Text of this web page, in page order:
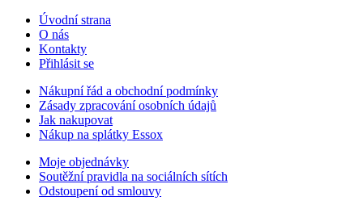
Úvodní strana
O nás
Kontakty
Přihlásit se
Nákupní řád a obchodní podmínky
Zásady zpracování osobních údajů
Jak nakupovat
Nákup na splátky Essox
Moje objednávky
Soutěžní pravidla na sociálních sítích
Odstoupení od smlouvy